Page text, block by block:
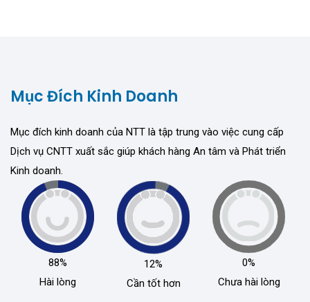
Mục Đích Kinh Doanh
Mục đích kinh doanh của NTT là tập trung vào việc cung cấp
Dịch vụ CNTT xuất sắc giúp khách hàng An tâm và Phát triển
Kinh doanh.
88%
Hài lòng
12%
Cần tốt hơn
0%
Chưa hài lòng